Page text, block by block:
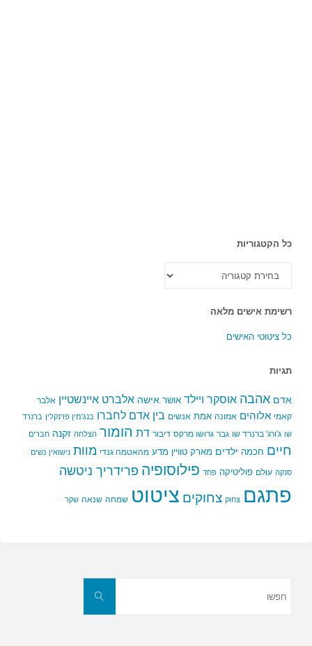
כל הקטגוריות
הקטגוריות
רשימת אישים מלאה
כל ציטוטי האישים
תגיות
אדם אהבה אוסקר ויילד אושר אישה אלברט איינשטיין אלבר
קאמי אלוהים אמונה אמת אנשים בין אדם לחברו בנג'מין פרנקלין ברנרד
שו ג'ורג' ברנרד שו גבר גרושו מרקס דיבור דת הומור הצלחה זקנה חברים
חיים חכמה ילדים מארק טוויין מדע מהאטמה גנדי מוות נישואין נשים
סנקה עולם פוליטיקה פחד פילוסופיה פרידריך ניטשה
פתגם צחוק צחוקים ציטוט שמחה שנאה שקר
חפשו